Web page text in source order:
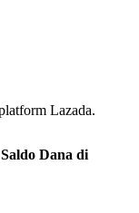
Lazada.
Dana di